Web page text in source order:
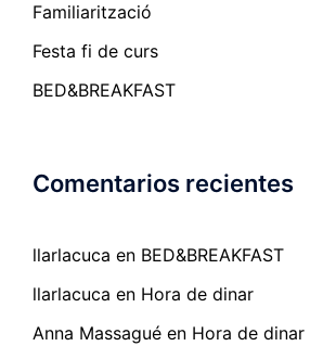
Familiarització
Festa fi de curs
BED&BREAKFAST
Comentarios recientes
llarlacuca en BED&BREAKFAST
llarlacuca en Hora de dinar
Anna Massagué en Hora de dinar